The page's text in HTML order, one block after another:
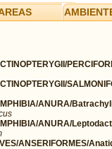
ANURA/
ANURA/
ANSERIFORMES/